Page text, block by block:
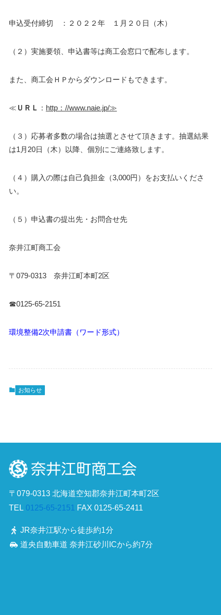
申込受付締切 ：２０２２年 １月２０日（木）
（２）実施要領、申込書等は商工会窓口で配布します。
また、商工会ＨＰからダウンロードもできます。
≪ＵＲＬ ： http： //www.naie.jp/≫
（３）応募者多数の場合は抽選とさせて頂きます。抽選結果
は1月20日（木）以降、個別にご連絡致します。
（４）購入の際は自己負担金（3,000円）をお支払いくださ
い。
（５）申込書の提出先・お問合せ先
奈井江町商工会
〒079-0313 奈井江町本町2区
☎0125-65-2151
環境整備2次申請書（ワード形式）
お知らせ
〒079-0313 北海道空知郡奈井江町本町2区
TEL 0125-65-2151 FAX 0125-65-2411
JR奈井江駅から徒歩約1分
道央自動車道 奈井江砂川ICから約7分